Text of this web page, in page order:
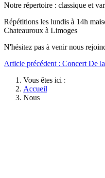
Notre répertoire : classique et
Répétitions les lundis à 14h
Chateauroux à Limoges
N'hésitez pas à venir nous
Article précédent : Concert De
Vous êtes ici :
Accueil
Nous